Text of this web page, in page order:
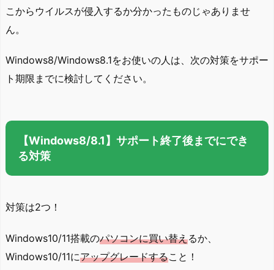
こからウイルスが侵入するか分かったものじゃありませ
ん。
Windows8/Windows8.1をお使いの人は、次の対策をサポー
ト期限までに検討してください。
【Windows8/8.1】サポート終了後までにでき
る対策
対策は2つ！
Windows10/11搭載のパソコンに買い替えるか、
Windows10/11にアップグレードすること！